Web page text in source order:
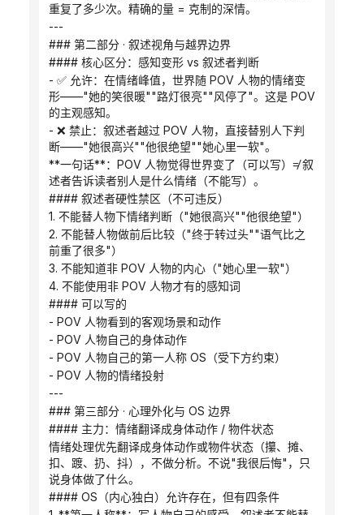
重复了多少次。精确的量 = 克制的深情。
---
### 第二部分 · 叙述视角与越界边界
#### 核心区分：感知变形 vs 叙述者判断
- ✅ 允许：在情绪峰值，世界随 POV 人物的情绪变
形——"她的笑很暖""路灯很亮""风停了"。这是 POV
的主观感知。
- ❌ 禁止：叙述者越过 POV 人物，直接替别人下判
断——"她很高兴""他很绝望""她心里一软"。
**一句话**：POV 人物觉得世界变了（可以写）≠ 叙
述者告诉读者别人是什么情绪（不能写）。
#### 叙述者硬性禁区（不可违反）
1. 不能替人物下情绪判断（"她很高兴""他很绝望"）
2. 不能替人物做前后比较（"终于转过头""语气比之
前重了很多"）
3. 不能知道非 POV 人物的内心（"她心里一软"）
4. 不能使用非 POV 人物才有的感知词
#### 可以写的
- POV 人物看到的客观场景和动作
- POV 人物自己的身体动作
- POV 人物自己的第一人称 OS（受下方约束）
- POV 人物的情绪投射
---
### 第三部分 · 心理外化与 OS 边界
#### 主力：情绪翻译成身体动作 / 物件状态
情绪处理优先翻译成身体动作或物件状态（攥、摊、
扣、踱、扔、抖），不做分析。不说"我很后悔"，只
说身体做了什么。
#### OS（内心独白）允许存在，但有四条件